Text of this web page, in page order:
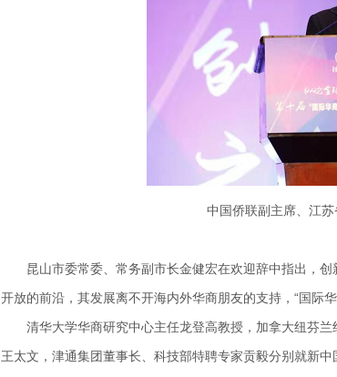
中国侨联副主席、江苏
昆山市委常委、常务副市长金健宏在欢迎辞中指出，
开放的前沿，其发展离不开海内外华商朋友的支持， “国际
清华大学华商研究中心主任龙登高教授，加拿大纽芬
王太文，津通集团董事长、科技部特聘专家贡毅分别就新中